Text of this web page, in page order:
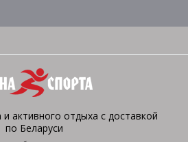
активного отдыха с доставкой
по Беларуси